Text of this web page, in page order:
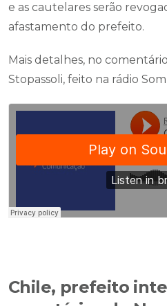
e as cautelares serão
afastamento do prefeito.
Mais detalhes, no
Stopassoli, feito na rádio
Chile, prefeito